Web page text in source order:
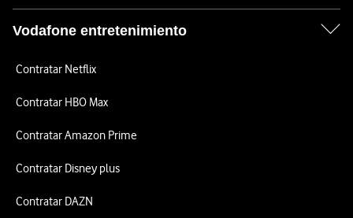
Vodafone entretenimiento
Contratar Netflix
Contratar HBO Max
Contratar Amazon Prime
Contratar Disney plus
Contratar DAZN